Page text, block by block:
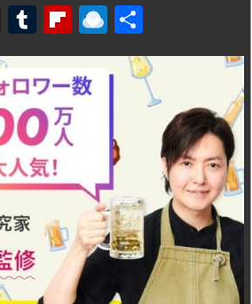
T
hr
e
a
d
s
T
u
m
bl
r
Fl
ip
b
o
R
ai
n
o
p.
io
有